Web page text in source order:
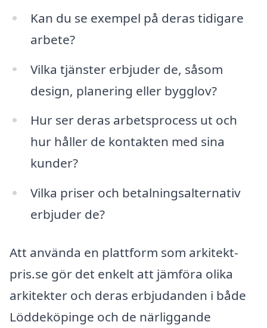
Kan du se exempel på deras tidigare
arbete?
Vilka tjänster erbjuder de, såsom
design, planering eller bygglov?
Hur ser deras arbetsprocess ut och
hur håller de kontakten med sina
kunder?
Vilka priser och betalningsalternativ
erbjuder de?
Att använda en plattform som arkitekt-
pris.se gör det enkelt att jämföra olika
arkitekter och deras erbjudanden i både
Löddeköpinge och de närliggande